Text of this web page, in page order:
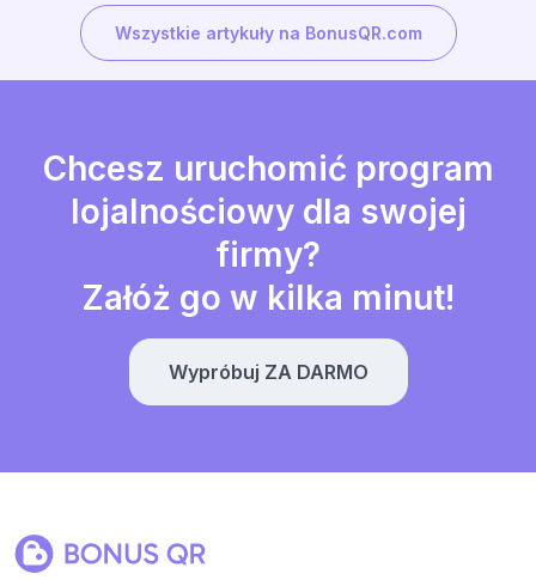
Wszystkie artykuły na BonusQR.com
Chcesz uruchomić program
lojalnościowy dla swojej
firmy?
Załóż go w kilka minut!
Wypróbuj ZA DARMO